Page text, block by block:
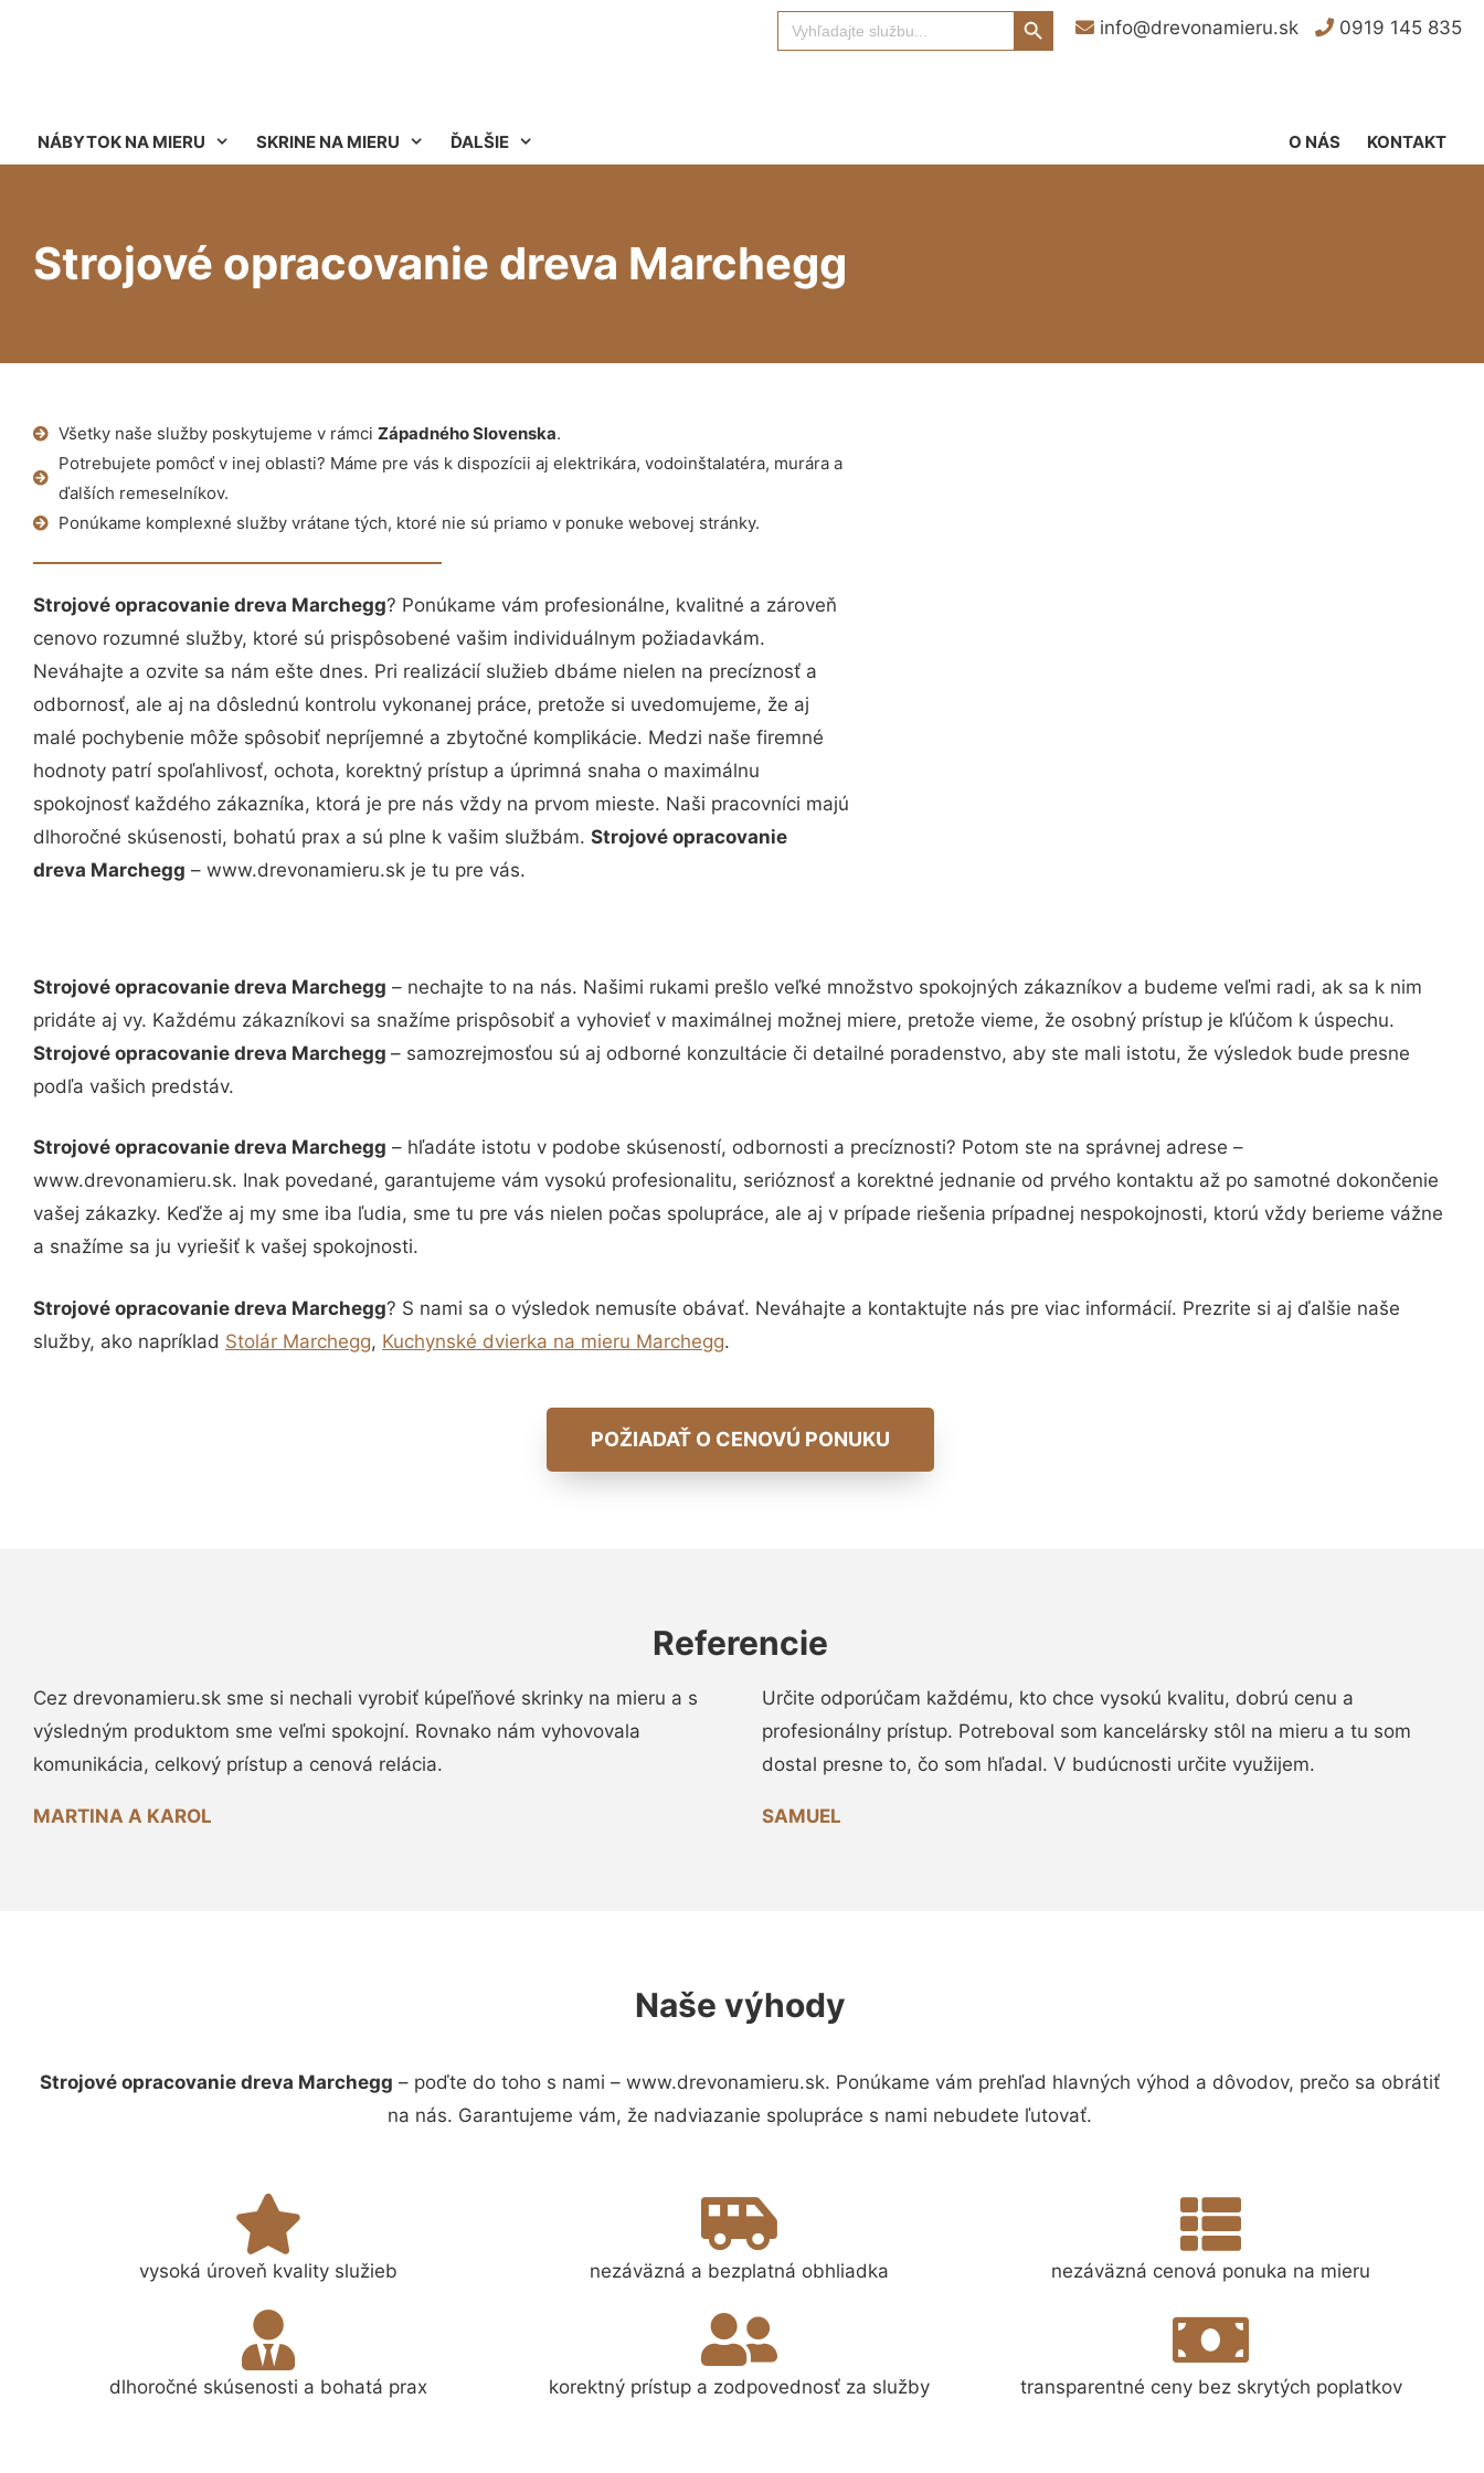
info@drevonamieru.sk 0919 145 835
Search
for:
Search Button
NÁBYTOK NA MIERU SKRINE NA MIERU ĎALŠIE KONTAKT
O NÁS
Strojové opracovanie dreva Marchegg
Všetky naše služby poskytujeme v rámci Západného Slovenska.
Potrebujete pomôcť v inej oblasti? Máme pre vás k dispozícii aj elektrikára, vodoinštalatéra, murára a
ďalších remeselníkov.
Ponúkame komplexné služby vrátane tých, ktoré nie sú priamo v ponuke webovej stránky.
Strojové opracovanie dreva Marchegg? Ponúkame vám profesionálne, kvalitné a zároveň
cenovo rozumné služby, ktoré sú prispôsobené vašim individuálnym požiadavkám.
Neváhajte a ozvite sa nám ešte dnes. Pri realizácií služieb dbáme nielen na precíznosť a
odbornosť, ale aj na dôslednú kontrolu vykonanej práce, pretože si uvedomujeme, že aj
malé pochybenie môže spôsobiť nepríjemné a zbytočné komplikácie. Medzi naše firemné
hodnoty patrí spoľahlivosť, ochota, korektný prístup a úprimná snaha o maximálnu
spokojnosť každého zákazníka, ktorá je pre nás vždy na prvom mieste. Naši pracovníci majú
dlhoročné skúsenosti, bohatú prax a sú plne k vašim službám. Strojové opracovanie
dreva Marchegg – www.drevonamieru.sk je tu pre vás.
Strojové opracovanie dreva Marchegg – nechajte to na nás. Našimi rukami prešlo veľké množstvo spokojných zákazníkov a budeme veľmi radi, ak sa k nim
pridáte aj vy. Každému zákazníkovi sa snažíme prispôsobiť a vyhovieť v maximálnej možnej miere, pretože vieme, že osobný prístup je kľúčom k úspechu.
Strojové opracovanie dreva Marchegg – samozrejmosťou sú aj odborné konzultácie či detailné poradenstvo, aby ste mali istotu, že výsledok bude presne
podľa vašich predstáv.
Strojové opracovanie dreva Marchegg – hľadáte istotu v podobe skúseností, odbornosti a precíznosti? Potom ste na správnej adrese –
www.drevonamieru.sk. Inak povedané, garantujeme vám vysokú profesionalitu, serióznosť a korektné jednanie od prvého kontaktu až po samotné dokončenie
vašej zákazky. Keďže aj my sme iba ľudia, sme tu pre vás nielen počas spolupráce, ale aj v prípade riešenia prípadnej nespokojnosti, ktorú vždy berieme vážne
a snažíme sa ju vyriešiť k vašej spokojnosti.
Strojové opracovanie dreva Marchegg? S nami sa o výsledok nemusíte obávať. Neváhajte a kontaktujte nás pre viac informácií. Prezrite si aj ďalšie naše
služby, ako napríklad Stolár Marchegg, Kuchynské dvierka na mieru Marchegg.
POŽIADAŤ O CENOVÚ PONUKU
Referencie
Cez drevonamieru.sk sme si nechali vyrobiť kúpeľňové skrinky na mieru a s
výsledným produktom sme veľmi spokojní. Rovnako nám vyhovovala
komunikácia, celkový prístup a cenová relácia.
MARTINA A KAROL
Určite odporúčam každému, kto chce vysokú kvalitu, dobrú cenu a
profesionálny prístup. Potreboval som kancelársky stôl na mieru a tu som
dostal presne to, čo som hľadal. V budúcnosti určite využijem.
SAMUEL
Naše výhody
Strojové opracovanie dreva Marchegg – poďte do toho s nami – www.drevonamieru.sk. Ponúkame vám prehľad hlavných výhod a dôvodov, prečo sa obrátiť
na nás. Garantujeme vám, že nadviazanie spolupráce s nami nebudete ľutovať.
vysoká úroveň kvality služieb nezáväzná a bezplatná obhliadka nezáväzná cenová ponuka na mieru
dlhoročné skúsenosti a bohatá prax korektný prístup a zodpovednosť za služby transparentné ceny bez skrytých poplatkov